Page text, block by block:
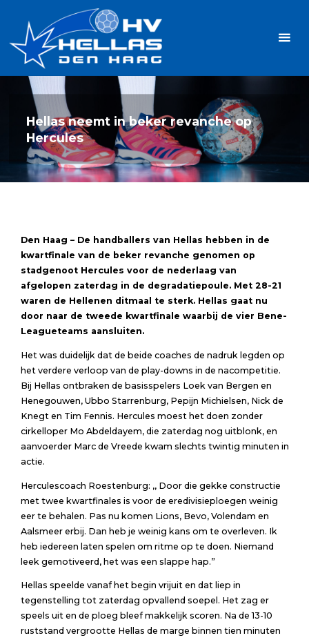
inhoud
Hellas neemt in beker revanche op
Hercules
Den Haag – De handballers van Hellas hebben in de
kwartfinale van de beker revanche genomen op
stadgenoot Hercules voor de nederlaag van
afgelopen zaterdag in de degradatiepoule. Met 28-21
waren de Hellenen ditmaal te sterk. Hellas gaat nu
door naar de tweede kwartfinale waarbij de vier Bene-
Leagueteams aansluiten.
Het was duidelijk dat de beide coaches de nadruk legden op
het verdere verloop van de play-downs in de nacompetitie.
Bij Hellas ontbraken de basisspelers Loek van Bergen en
Henegouwen, Ubbo Starrenburg, Pepijn Michielsen, Nick de
Knegt en Tim Fennis. Hercules moest het doen zonder
cirkelloper Mo Abdeldayem, die zaterdag nog uitblonk, en
aanvoerder Marc de Vreede kwam slechts twintig minuten in
actie.
Herculescoach Roestenburg: ,, Door die gekke constructie
met twee kwartfinales is voor de eredivisieploegen weinig
eer te behalen. Pas nu komen Lions, Bevo, Volendam en
Aalsmeer erbij. Dan heb je weinig kans om te overleven. Ik
heb iedereen laten spelen om ritme op te doen. Niemand
leek gemotiveerd, het was een slappe hap.”
Hellas speelde vanaf het begin vrijuit en dat liep in
tegenstelling tot zaterdag opvallend soepel. Het zag er
speels uit en de ploeg bleef makkelijk scoren. Na de 13-10
ruststand vergrootte Hellas de marge binnen tien minuten